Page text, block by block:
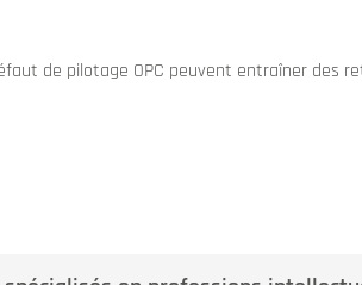
de pilotage OPC peuvent entraîner des